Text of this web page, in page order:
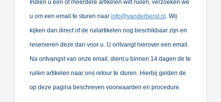
Indien u een of meerdere artikelen wilt ruilen, verzoeken we
u om een email te sturen naar info@vanderbend.nl . Wij
kijken dan direct of de ruilartikelen nog beschikbaar zijn en
reserveren deze dan voor u. U ontvangt hierover een email.
Na ontvangst van onze email, dient u binnen 14 dagen de te
ruilen artikelen naar ons retour te sturen. Hierbij gelden de
op deze pagina beschreven voorwaarden en procedure.